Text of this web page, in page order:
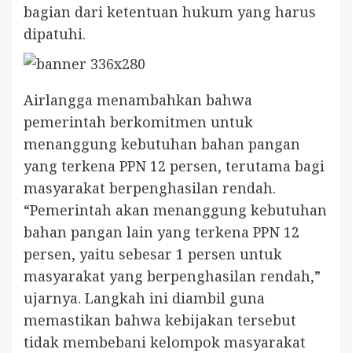
bagian dari ketentuan hukum yang harus
dipatuhi.
Airlangga menambahkan bahwa
pemerintah berkomitmen untuk
menanggung kebutuhan bahan pangan
yang terkena PPN 12 persen, terutama bagi
masyarakat berpenghasilan rendah.
“Pemerintah akan menanggung kebutuhan
bahan pangan lain yang terkena PPN 12
persen, yaitu sebesar 1 persen untuk
masyarakat yang berpenghasilan rendah,”
ujarnya. Langkah ini diambil guna
memastikan bahwa kebijakan tersebut
tidak membebani kelompok masyarakat